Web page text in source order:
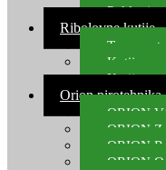
Pokloni
Ribolovne kutije
Kutije za
Kutije za
Orion pirotehnika
ORION
ORION
ORION
ORION